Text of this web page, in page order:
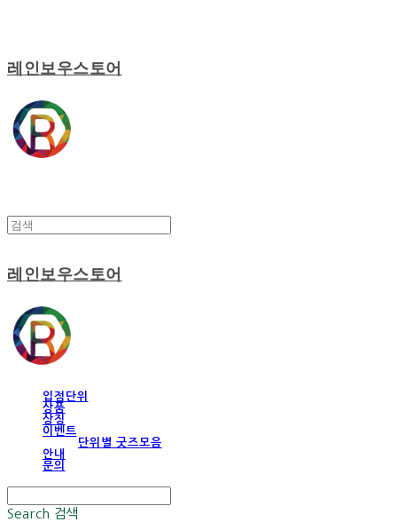
레인보우스토어
레인보우스토어
입점단위
상품
상징
이벤트
단위별 굿즈모음
안내
문의
Search 검색